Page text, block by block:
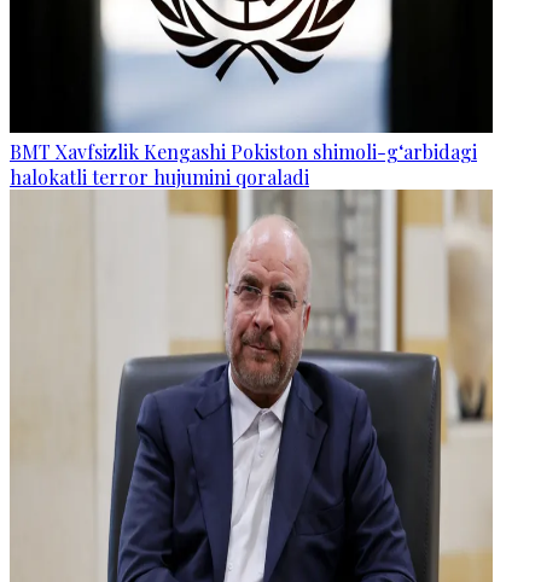
BMT Xavfsizlik Kengashi Pokiston shimoli-g‘arbidagi
halokatli terror hujumini qoraladi